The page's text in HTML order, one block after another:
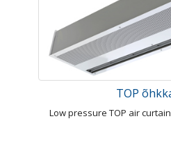
TOP
Low pressure TOP air